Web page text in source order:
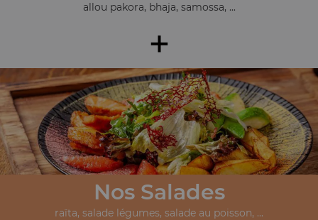
allou pakora, bhaja, samossa, ...
+
Nos Salades
raïta, salade légumes, salade au poisson, ...